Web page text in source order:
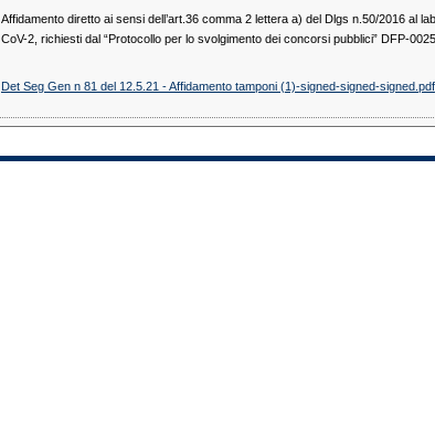
Affidamento diretto ai sensi dell’art.36 comma 2 lettera a) del Dlgs n.50/2016 al
CoV-2, richiesti dal “Protocollo per lo svolgimento dei concorsi pubblici” DFP-
Det Seg Gen n 81 del 12.5.21 - Affidamento tamponi (1)-signed-signed-signed.pdf